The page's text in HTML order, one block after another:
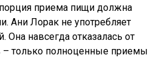
приема пищи должна
Ани Лорак не употребляет
Она навсегда отказалась от
только полноценные приемы